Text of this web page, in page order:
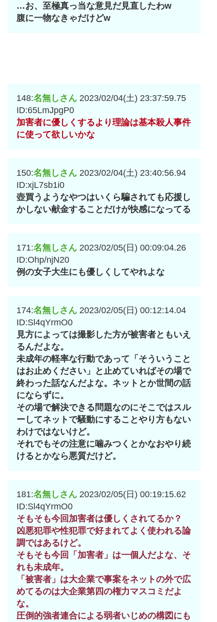
…お、至極真っ当な意見だ見直したわw
腹に一物なきゃだけどw
148:名無しさん 2023/02/04(土) 23:37:59.75
ID:65LmJpgP0
加害者に優しくするより理論は基本殺人事件
に使って欲しいかな
150:名無しさん 2023/02/04(土) 23:40:56.94
ID:xjL7sb1i0
壺買うようなやつはいくら騙されても応援し
かしない献金することだけが快感になってる
171:名無しさん 2023/02/05(日) 00:09:04.26
ID:Ohp/njN20
例の女子大生にも優しくしてやれよな
174:名無しさん 2023/02/05(日) 00:12:14.04
ID:Sl4qYrmO0
見方によっては撮影した方が被害者ともいえ
るんだよな。
未成年の軽率な行動であって「そういうこと
はお止めください」と止めていればその場で
終わった話なんだよな。ネットとか世間の話
にならずに。
その場で解決できる問題なのにそこではスル
ーしてネットで騒動にすることやり方もない
わけではないけど。
それでもその注意に噛みつくとかなおやり続
けるとかなら悪質だけど。
181:名無しさん 2023/02/05(日) 00:19:15.62
ID:Sl4qYrmO0
そもそも今回加害者は優しくされてるか？
凶悪犯罪や性犯罪で好まれてよく使われる論
調ではあるけど。
そもそも今回「加害者」は一個人だよな、そ
れも未成年。
「被害者」は大企業で事案をネットの外で広
めてるのは大企業第四の権力マスコミだよ
な。
圧倒的強者連合による弱者いじめの構図にも